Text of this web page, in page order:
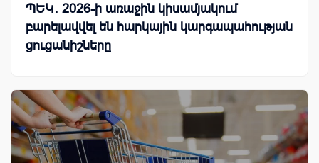
ՊԵԿ․ 2026-ի առաջին կիսամյակում
բարելավվել են հարկային կարգապահության
ցուցանիշները